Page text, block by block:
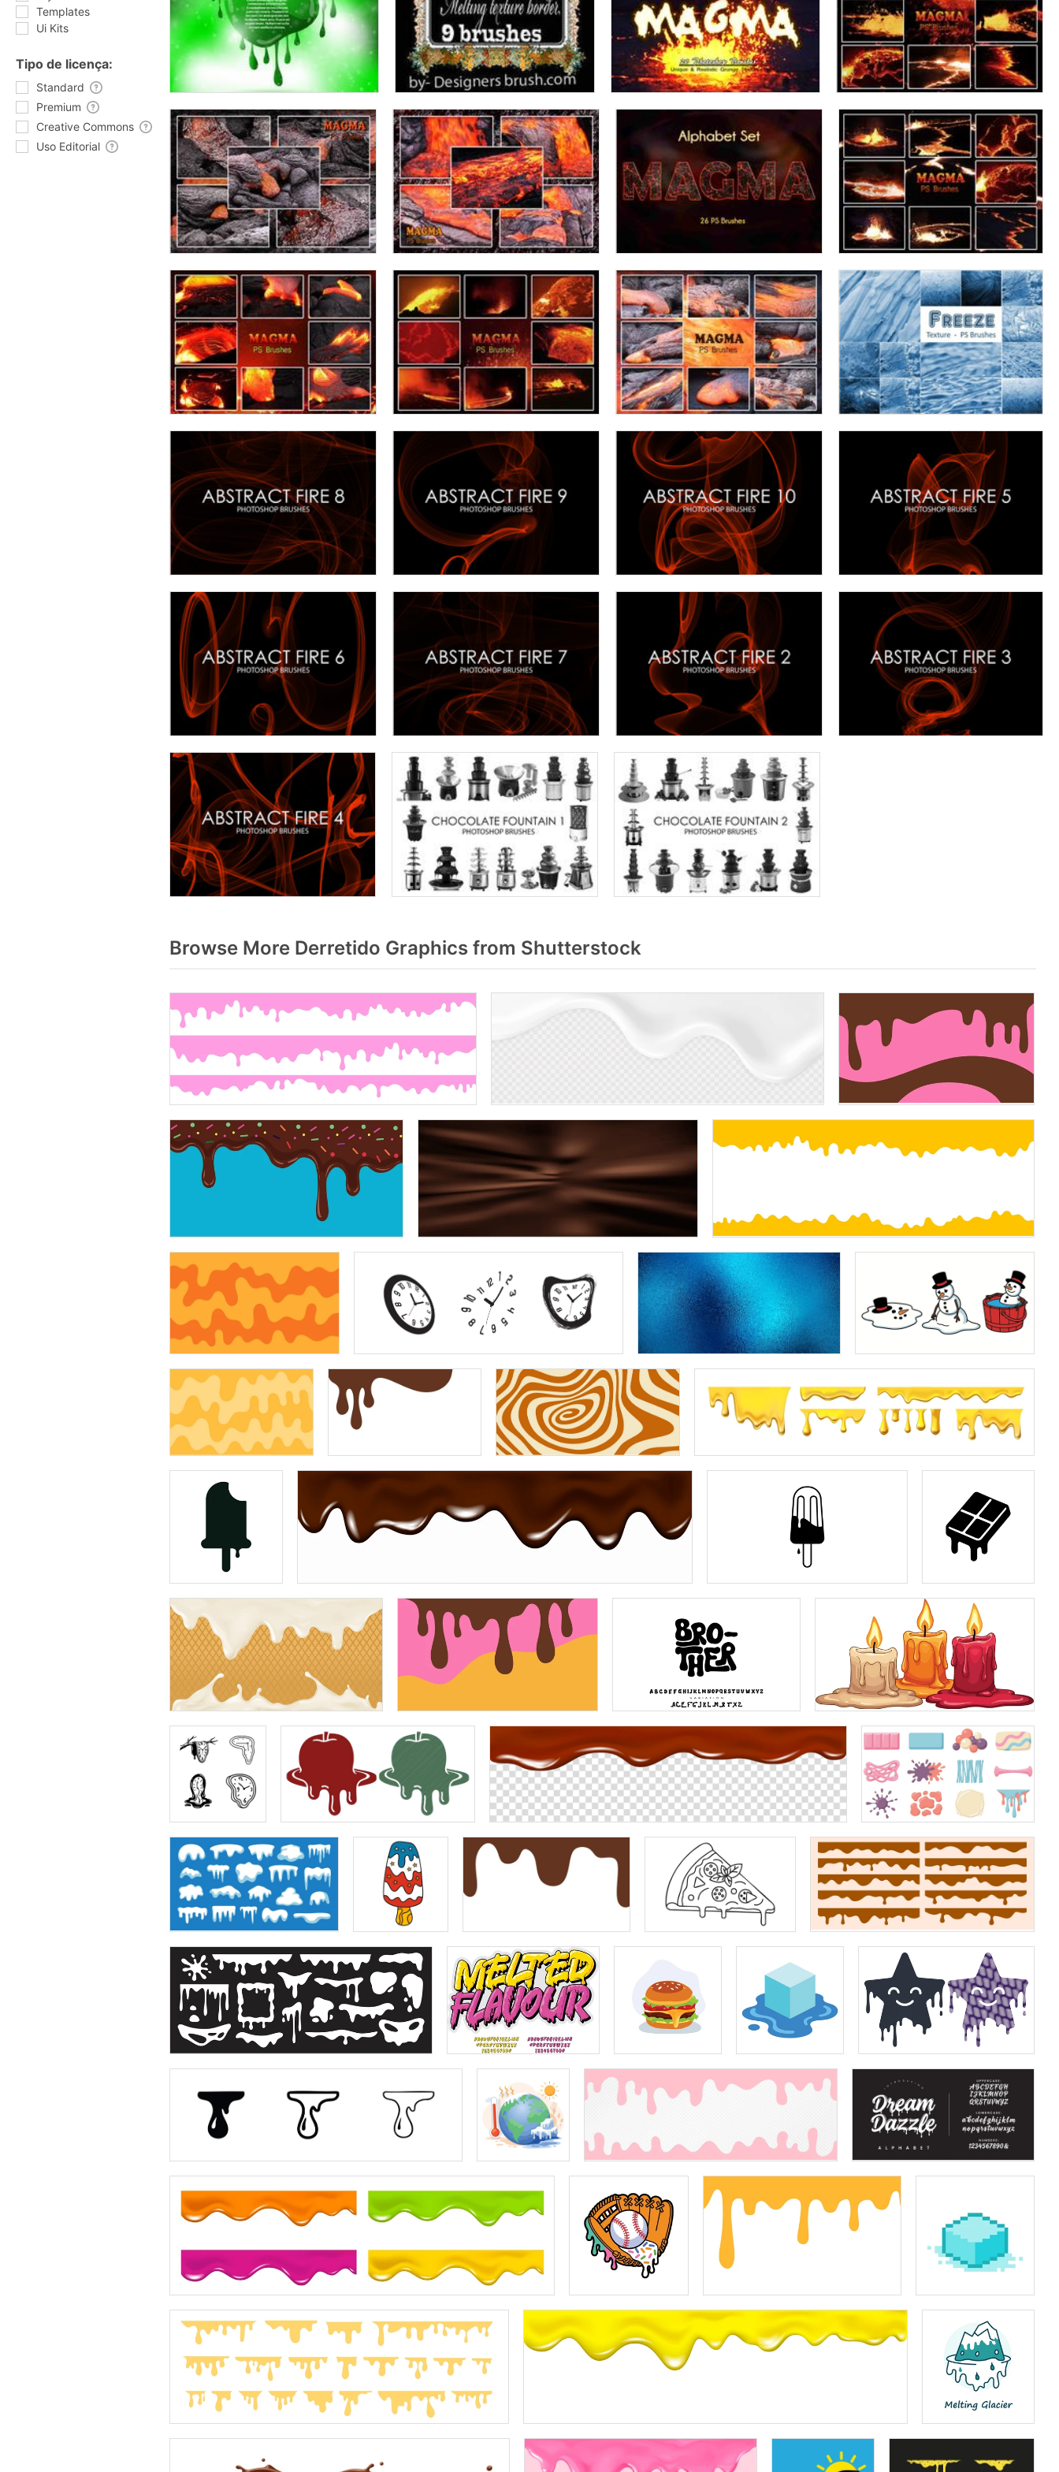
Templates
Ui Kits
Tipo de licença:
Standard
Premium
Creative Commons
Uso Editorial
Browse More Derretido Graphics from Shutterstock